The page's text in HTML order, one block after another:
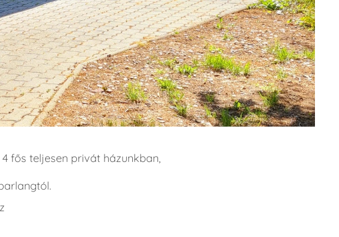
fős teljesen privát házunkban,